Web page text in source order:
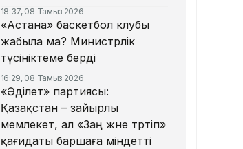
18:37, 08 Тамыз 2026
«Астана» баскетбол клубы
жабыла ма? Министрлік
түсініктеме берді
16:29, 08 Тамыз 2026
«Әділет» партиясы:
Қазақстан – зайырлы
мемлекет, ал «Заң және тәртіп»
қағидаты баршаға міндетті